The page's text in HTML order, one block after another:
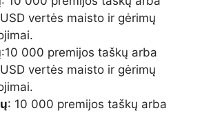
vertės maisto ir gėrimų
:10 000 premijos taškų arba
vertės maisto ir gėrimų
: 10 000 premijos taškų arba